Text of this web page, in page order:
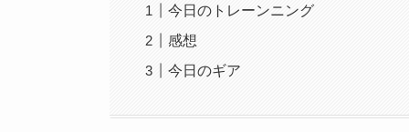
今日のトレーンニング
感想
今日のギア